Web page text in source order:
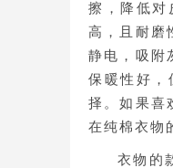
擦，降低对
高，且耐磨
静电，吸附
保暖性好，
择。如果喜
在纯棉衣物
衣物的